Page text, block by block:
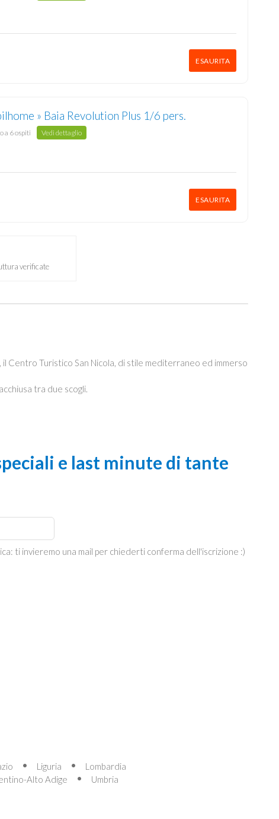
ESAURITA
» Baia Revolution Plus 1/6 pers.
a 6 ospiti Vedi dettaglio
ESAURITA
verificate
il Centro Turistico San Nicola, di stile mediterraneo ed immerso
tra due scogli.
e last minute di tante
ti invieremo una mail per chiederti conferma dell'iscrizione :)
Liguria
Lombardia
Alto Adige
Umbria